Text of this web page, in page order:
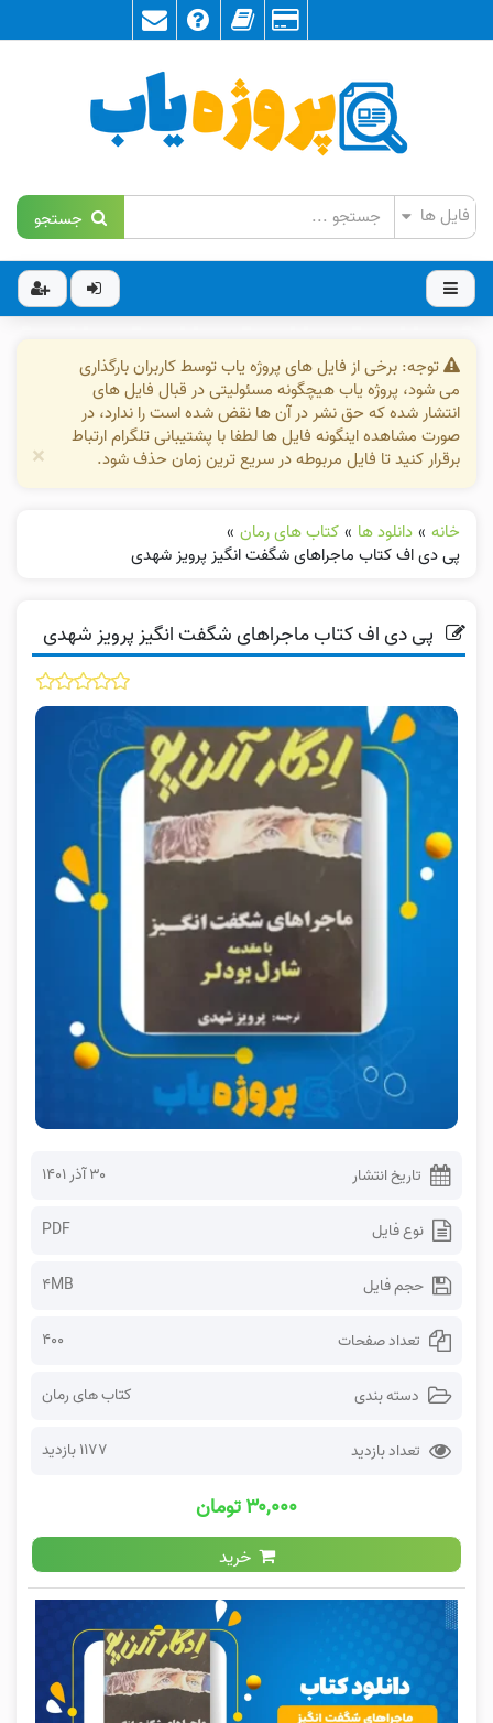
جستجو
توجه: برخی از فایل های پروژه یاب توسط کاربران بارگذاری
می شود، پروژه یاب هیچگونه مسئولیتی در قبال فایل های
انتشار شده که حق نشر در آن ها نقض شده است را ندارد، در
صورت مشاهده اینگونه فایل ها لطفا با پشتیبانی تلگرام ارتباط
برقرار کنید تا فایل مربوطه در سریع ترین زمان حذف شود.
×
خانه » دانلود ها » کتاب های رمان »
پی دی اف کتاب ماجراهای شگفت انگیز پرویز شهدی
پی دی اف کتاب ماجراهای شگفت انگیز پرویز شهدی
تاریخ انتشار ۳۰ آذر ۱۴۰۱
نوع فایل PDF
حجم فایل 4MB
تعداد صفحات 400
دسته بندی کتاب های رمان
تعداد بازدید 1177 بازدید
۳۰,۰۰۰ تومان
خرید